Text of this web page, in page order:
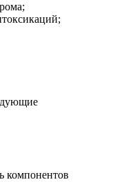
компонентов